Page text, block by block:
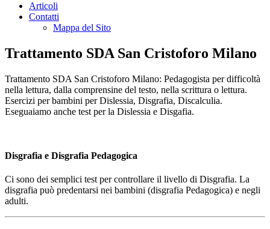
Articoli
Contatti
Mappa del Sito
Trattamento SDA San Cristoforo Milano
Trattamento SDA San Cristoforo Milano: Pedagogista per difficoltà
nella lettura, dalla comprensine del testo, nella scrittura o lettura.
Esercizi per bambini per Dislessia, Disgrafia, Discalculia.
Eseguaiamo anche test per la Dislessia e Disgafia.
Disgrafia e Disgrafia Pedagogica
Ci sono dei semplici test per controllare il livello di Disgrafia. La
disgrafia può predentarsi nei bambini (disgrafia Pedagogica) e negli
adulti.